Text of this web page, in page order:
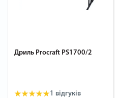
Дриль Procraft PS1700/2
1 відгуків